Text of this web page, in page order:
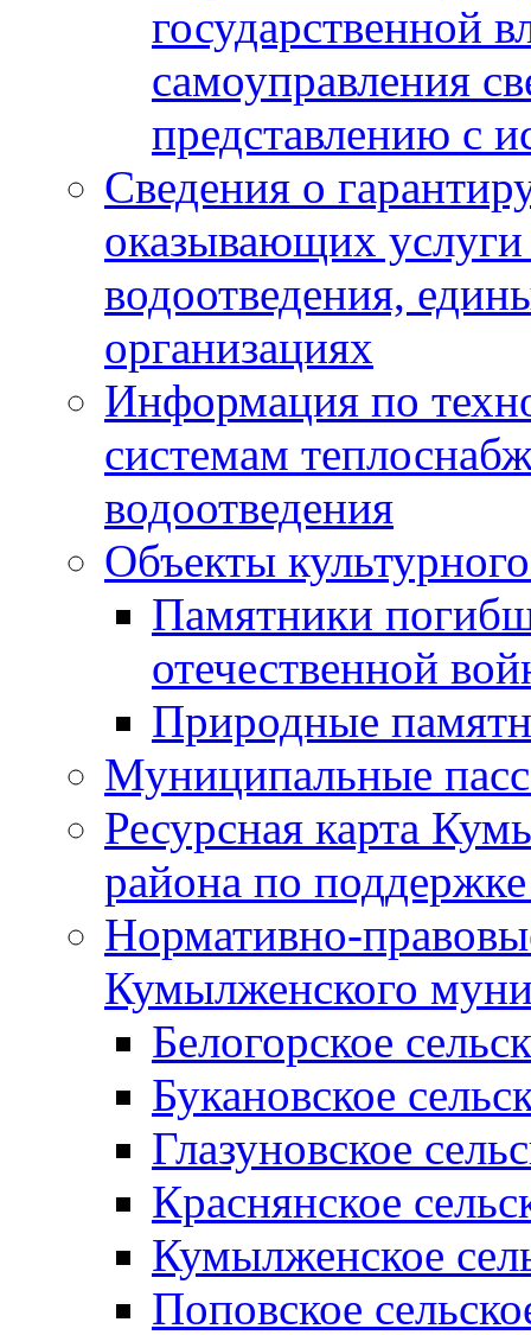
государственной
самоуправления
представлению с
Сведения о
оказывающих
водоотведения,
организациях
Информация по
системам
водоотведения
Объекты
Памятники
отечественной
Природные
Муниципальные
Ресурсная карта
района по
Нормативно-
Кумылженского
Белогорское
Букановское
Глазуновское
Краснянское
Кумылженское
Поповское